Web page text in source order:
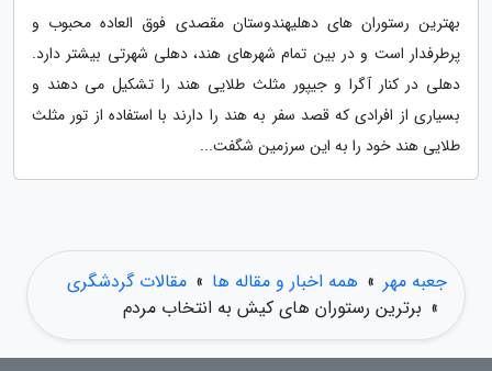
بهترین رستوران های دهلیهندوستان مقصدی فوق العاده محبوب و
پرطرفدار است و در بین تمام شهرهای هند، دهلی شهرتی بیشتر دارد.
دهلی در کنار آگرا و جیپور مثلث طلایی هند را تشکیل می دهند و
بسیاری از افرادی که قصد سفر به هند را دارند با استفاده از تور مثلث
طلایی هند خود را به این سرزمین شگفت...
جعبه مهر » همه اخبار و مقاله ها » مقالات گردشگری
» برترین رستوران های کیش به انتخاب مردم